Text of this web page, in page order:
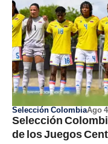
Selección ColombiaAgo 4
Selección
de los Juegos